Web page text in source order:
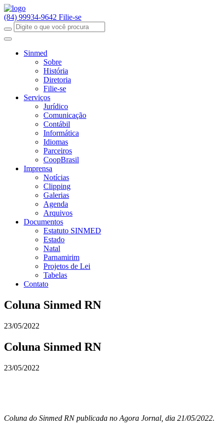
(84) 99934-9642 Filie-se
Sinmed
Sobre
História
Diretoria
Filie-se
Serviços
Jurídico
Comunicação
Contábil
Informática
Idiomas
Parceiros
CoopBrasil
Imprensa
Notícias
Clipping
Galerias
Agenda
Arquivos
Documentos
Estatuto SINMED
Estado
Natal
Parnamirim
Projetos de Lei
Tabelas
Contato
Coluna Sinmed RN
23/05/2022
Coluna Sinmed RN
23/05/2022
Coluna do Sinmed RN publicada no Agora Jornal, dia 21/05/2022.